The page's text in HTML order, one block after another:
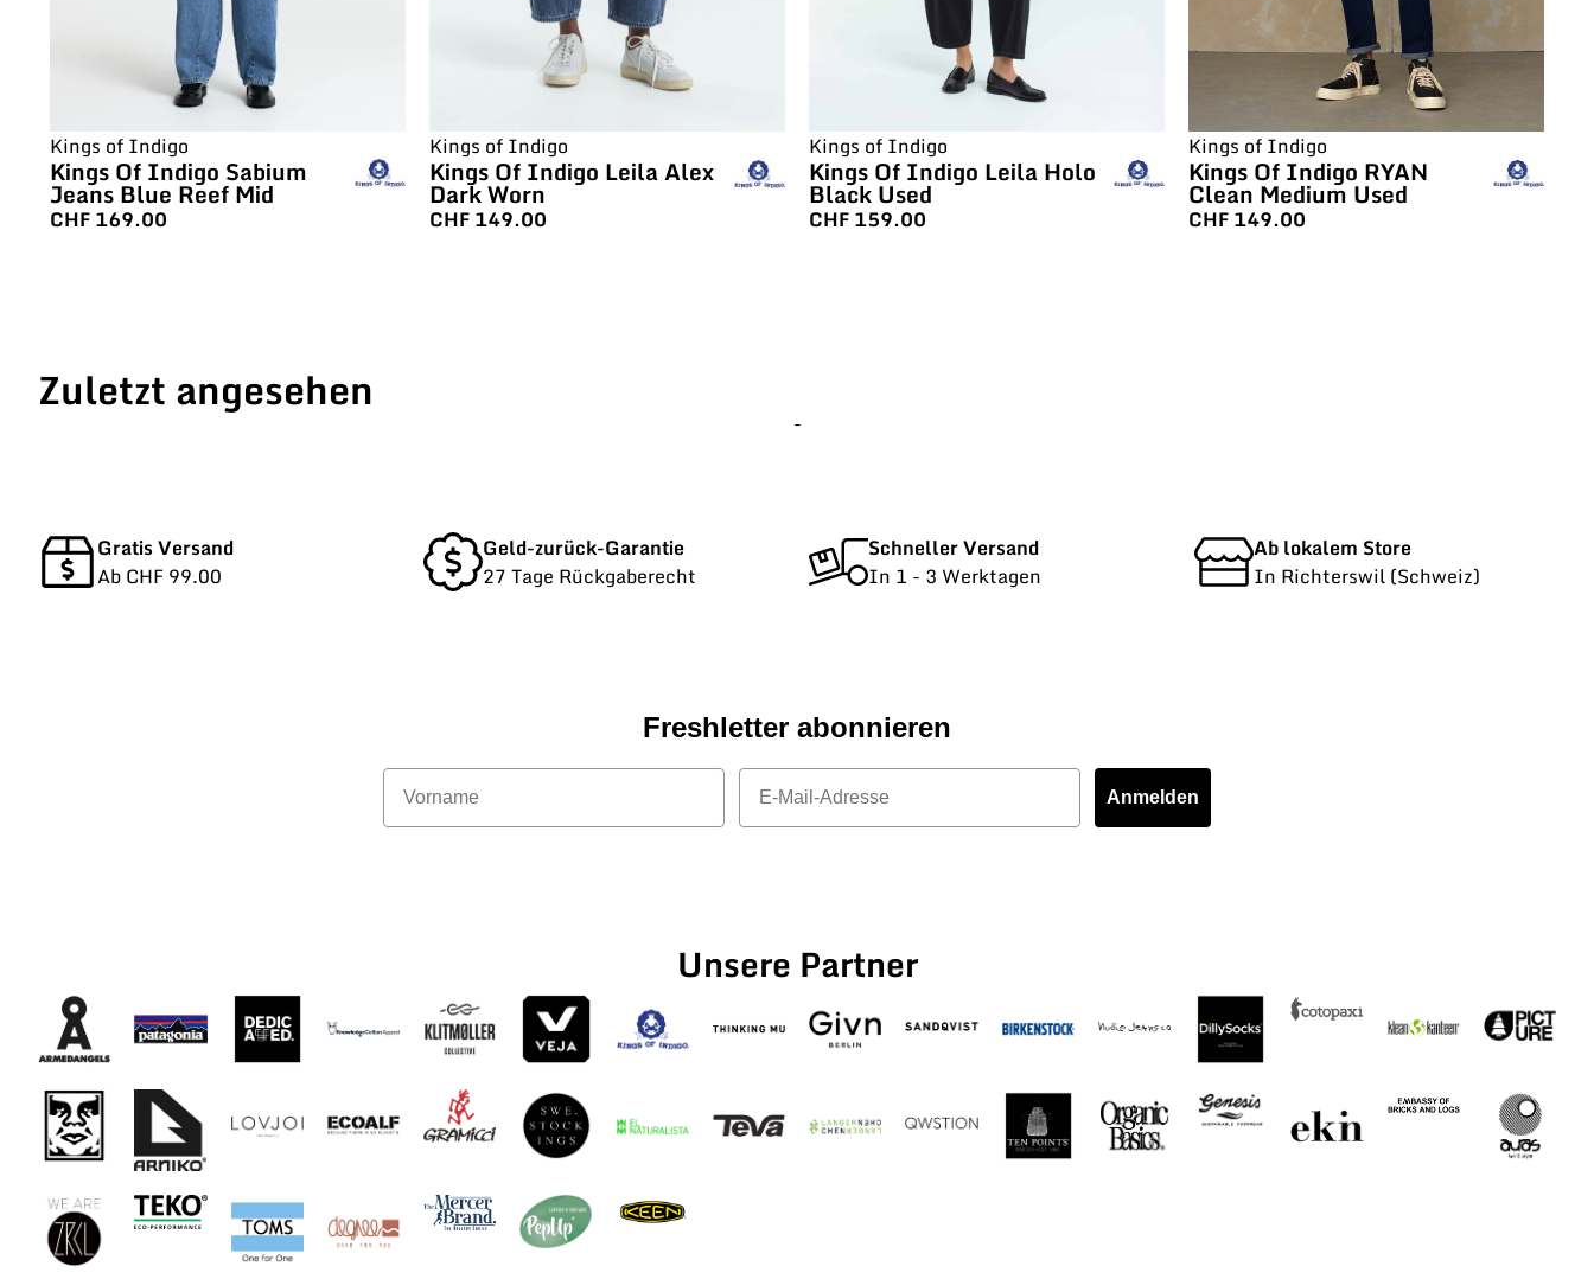
Kings of Indigo
Kings Of Indigo Sabium
Jeans Blue Reef Mid
CHF169.00
Kings of Indigo
Kings Of Indigo Leila Alex
Dark Worn
CHF149.00
Kings of Indigo
Kings Of Indigo Leila Holo
Black Used
CHF159.00
Kings of Indigo
Kings Of Indigo RYAN
Clean Medium Used
CHF149.00
Zuletzt angesehen
-
Gratis Versand
Ab CHF 99.00
Geld-zurück-Garantie
27 Tage Rückgaberecht
Schneller Versand
In 1 - 3 Werktagen
Ab lokalem Store
In Richterswil (Schweiz)
Freshletter abonnieren
Vorname
E-Mail
Anmelden
Unsere Partner